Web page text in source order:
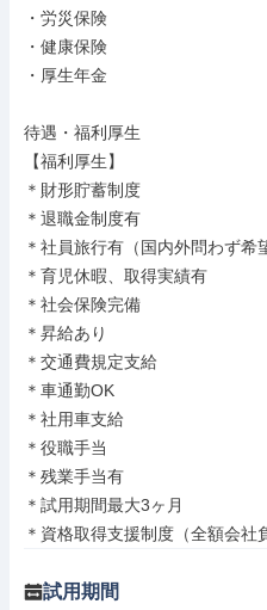
・労災保険
・健康保険
・厚生年金
待遇・福利厚生
【福利厚生】
＊財形貯蓄制度
＊退職金制度有
＊社員旅行有（国内外問わず希
＊育児休暇、取得実績有
＊社会保険完備
＊昇給あり
＊交通費規定支給
＊車通勤OK
＊社用車支給
＊役職手当
＊残業手当有
＊試用期間最大3ヶ月
＊資格取得支援制度（全額会社
試用期間